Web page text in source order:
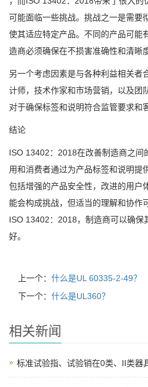
可能面临一些挑战。挑战之一是需要
使其适应特定产品。不同的产品可能
造商必须确保在不损害准确性和清晰
另一个考虑因素是与各种利益相关者
计师，技术作家和市场营销，以及团
对于确保标签和说明符合监管要求和
结论
ISO 13402：2018在改善制造商之间
用和消费者通过为产品标签和说明提
包括增强的产品安全性，改进的用户
能会构成挑战，但适当的理解和协作
ISO 13402：2018，制造商可以确保
好。
上一个： 什么是UL 60335-2-49？
下一个： 什么是UL360？
相关新闻
标准试验指、试验销在0类、II类器